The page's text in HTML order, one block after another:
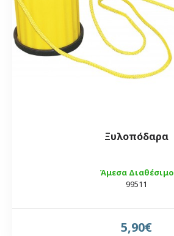
Άμεσα Διαθέσιμο
99511
Ξυλοπόδαρα
5,90€